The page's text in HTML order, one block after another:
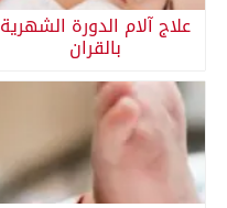
علاج آلام الدورة الشهرية
بالقران